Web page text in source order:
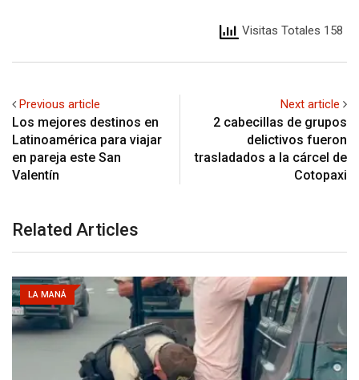
Visitas Totales 158
Previous article
Los mejores destinos en
Latinoamérica para viajar
en pareja este San
Valentín
Next article
2 cabecillas de grupos
delictivos fueron
trasladados a la cárcel de
Cotopaxi
Related Articles
LA MANÁ